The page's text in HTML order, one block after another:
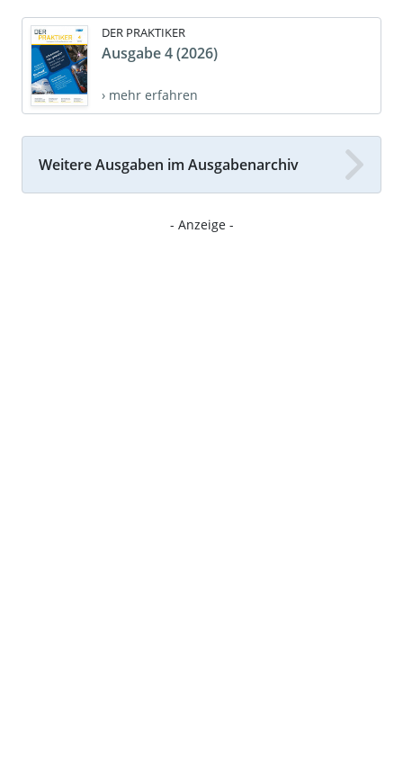
DER PRAKTIKER
Ausgabe 4 (2026)
› mehr erfahren
Weitere Ausgaben im Ausgabenarchiv
- Anzeige -